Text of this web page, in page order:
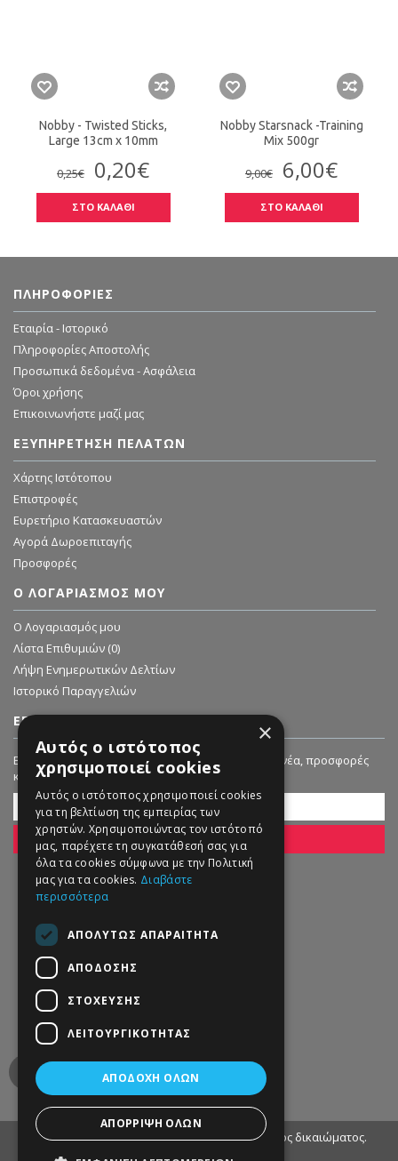
Nobby - Twisted Sticks,
Large 13cm x 10mm
0,25€ 0,20€
ΣΤΟ ΚΑΛΑΘΙ
Nobby Starsnack -Training
Mix 500gr
9,00€ 6,00€
ΣΤΟ ΚΑΛΑΘΙ
ΠΛΗΡΟΦΟΡΊΕΣ
Εταιρία - Ιστορικό
Πληροφορίες Αποστολής
Προσωπικά δεδομένα - Ασφάλεια
Όροι χρήσης
Επικοινωνήστε μαζί μας
ΕΞΥΠΗΡΈΤΗΣΗ ΠΕΛΑΤΏΝ
Χάρτης Ιστότοπου
Επιστροφές
Ευρετήριο Κατασκευαστών
Αγορά Δωροεπιταγής
Προσφορές
Ο ΛΟΓΑΡΙΑΣΜΌΣ ΜΟΥ
O Λογαριασμός μου
Λίστα Επιθυμιών (0)
Λήψη Ενημερωτικών Δελτίων
Ιστορικό Παραγγελιών
ΕΓΓΡΑΦΗ ΣΤΟ NEWSLETTER
Εγγραφείτε στο Newsletter μας για να λαμβάνετε νέα, προσφορές
και εκπτώσεις!
ΕΓΓΡΑΦΗ
© 2013 - 2022 Petworld. Με επιφύλαξη παντός δικαιώματος.
×
Αυτός ο ιστότοπος
χρησιμοποιεί cookies
Αυτός ο ιστότοπος χρησιμοποιεί cookies
για τη βελτίωση της εμπειρίας των
χρηστών. Χρησιμοποιώντας τον ιστότοπό
μας, παρέχετε τη συγκατάθεσή σας για
όλα τα cookies σύμφωνα με την Πολιτική
μας για τα cookies. Διαβάστε
περισσότερα
ΑΠΟΛΎΤΩΣ ΑΠΑΡΑΊΤΗΤΑ
ΑΠΌΔΟΣΗΣ
ΣΤΌΧΕΥΣΗΣ
ΛΕΙΤΟΥΡΓΙΚΌΤΗΤΑΣ
ΑΠΟΔΟΧΉ ΌΛΩΝ
ΑΠΌΡΡΙΨΗ ΌΛΩΝ